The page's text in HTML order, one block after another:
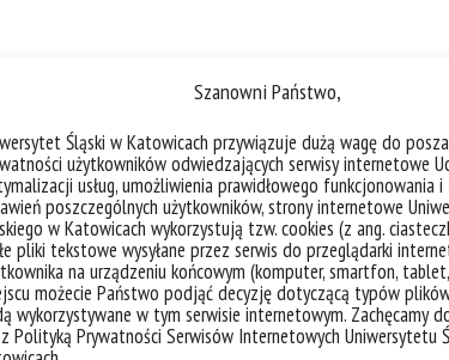
Szanowni Państwo,
Śląski w Katowicach przywiązuje dużą wagę do
użytkowników odwiedzających serwisy internetowe
usług, umożliwienia prawidłowego funkcjonowania i
poszczególnych użytkowników, strony internetowe
w Katowicach wykorzystują tzw. cookies (z ang.
pliki tekstowe wysyłane przez serwis do przeglądarki
na urządzeniu końcowym (komputer, smartfon,
możecie Państwo podjąć decyzję dotyczącą typów
wykorzystywane w tym serwisie internetowym. Zachęcamy
Polityką Prywatności Serwisów Internetowych Uniwersytetu
LX Zjazd Polskiego
botaniką w przyszłość”
LX Zjazd Polskiego
przyszłość” odbył się w